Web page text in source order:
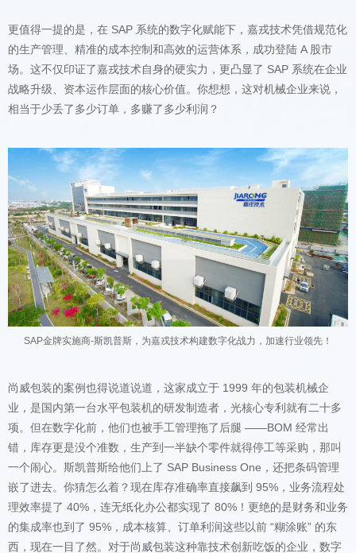
相当于少丢了多少订单，多赚了多少利润？
SAP金牌实施商-斯凯普斯，为嘉戎技术构建数字化战力，加速行业领先！